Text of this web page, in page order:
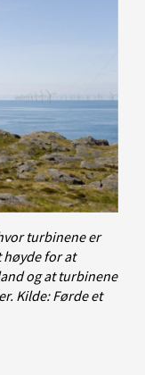
turbinene er
høyde for at
og at turbinene
Kilde: Førde et